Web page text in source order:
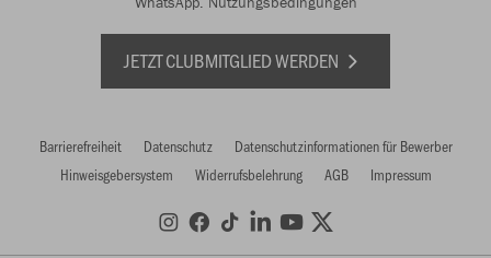
JETZT CLUBMITGLIED WERDEN
Barrierefreiheit Datenschutz
Datenschutzinformationen für Bewerber
Hinweisgebersystem
Widerrufsbelehrung AGB Impressum